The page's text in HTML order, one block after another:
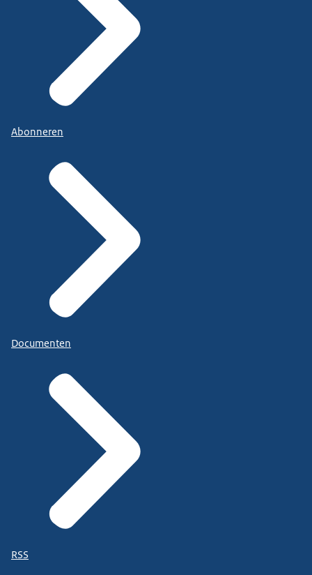
Abonneren
Documenten
RSS